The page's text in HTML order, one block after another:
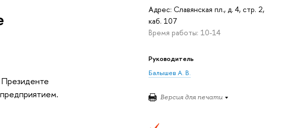
Адрес: Славянская пл., д. 4, стр. 2,
каб. 107
Время работы: 10-14
Руководитель
Балышев А. В.
Версия для печати
Президенте